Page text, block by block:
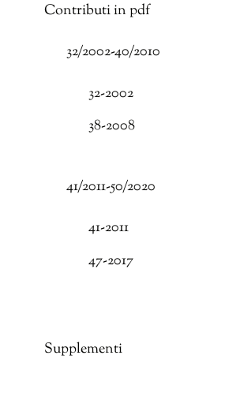
Contributi in pdf
32/2002-40/2010
32-2002
38-2008
41/2011-50/2020
41-2011
47-2017
Supplementi